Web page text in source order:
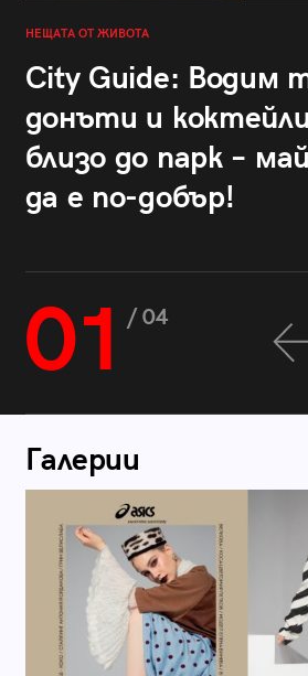
НЕЩАТА ОТ ЖИВОТА
City Guide: Водим
донъти и
близо до парк –
да е по-добър!
01 / 04
Галерии